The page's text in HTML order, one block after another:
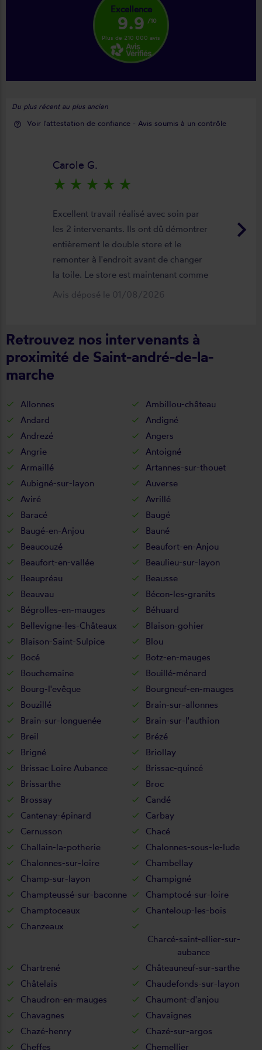
Excellence
9.9 /10
Plus de 210 000 avis
Du plus récent au plus ancien
help_outline Voir l'attestation de confiance - Avis soumis à un contrôle
keyboard_arrow_right
Carole G.
star_rate star_rate star_rate star_rate star_rate
Excellent travail réalisé avec soin par
les 2 intervenants. Ils ont dû démontrer
entièrement le double store et le
remonter à l'endroit avant de changer
la toile. Le store est maintenant comme
neuf, parfaitement positionné et
Avis déposé le 01/08/2026
Retrouvez nos intervenants à
proximité de Saint-andré-de-la-
marche
Allonnes
Ambillou-château
Andard
Andigné
Andrezé
Angers
Angrie
Antoigné
Armaillé
Artannes-sur-thouet
Aubigné-sur-layon
Auverse
Aviré
Avrillé
Baracé
Baugé
Baugé-en-Anjou
Bauné
Beaucouzé
Beaufort-en-Anjou
Beaufort-en-vallée
Beaulieu-sur-layon
Beaupréau
Beausse
Beauvau
Bécon-les-granits
Bégrolles-en-mauges
Béhuard
Bellevigne-les-Châteaux
Blaison-gohier
Blaison-Saint-Sulpice
Blou
Bocé
Botz-en-mauges
Bouchemaine
Bouillé-ménard
Bourg-l'evêque
Bourgneuf-en-mauges
Bouzillé
Brain-sur-allonnes
Brain-sur-longuenée
Brain-sur-l'authion
Breil
Brézé
Brigné
Briollay
Brissac Loire Aubance
Brissac-quincé
Brissarthe
Broc
Brossay
Candé
Cantenay-épinard
Carbay
Cernusson
Chacé
Challain-la-potherie
Chalonnes-sous-le-lude
Chalonnes-sur-loire
Chambellay
Champ-sur-layon
Champigné
Champteussé-sur-baconne
Champtocé-sur-loire
Champtoceaux
Chanteloup-les-bois
Chanzeaux
Charcé-saint-ellier-sur-
aubance
Chartrené
Châteauneuf-sur-sarthe
Châtelais
Chaudefonds-sur-layon
Chaudron-en-mauges
Chaumont-d'anjou
Chavagnes
Chavaignes
Chazé-henry
Chazé-sur-argos
Cheffes
Chemellier